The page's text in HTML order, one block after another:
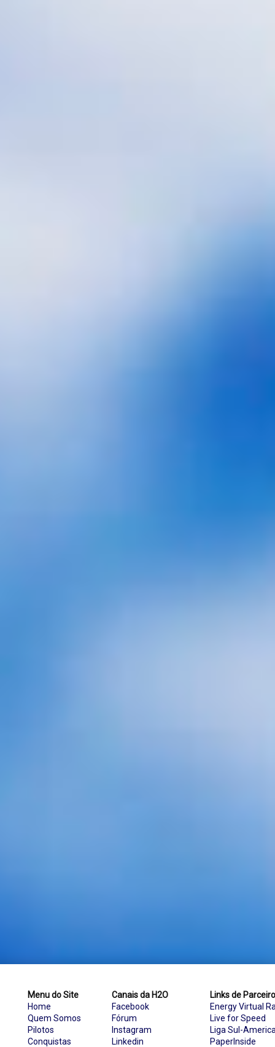
Menu do Site
Home
Quem Somos
Pilotos
Conquistas
Canais da H2O
Facebook
Fórum
Instagram
Linkedin
Links de
Energy Virtual
Live for Speed
Liga Sul-
PaperInside